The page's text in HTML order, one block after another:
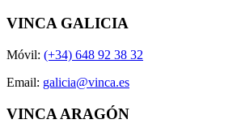
VINCA GALICIA
Móvil: (+34) 648 92 38 32
Email: galicia@vinca.es
VINCA ARAGÓN